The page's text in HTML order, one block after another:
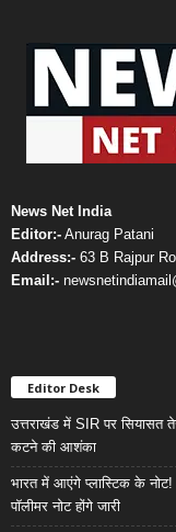
News Net India
Editor:- Anurag Patani
Address:- 63 B Rajpur
Email:-
Editor Desk
उत्तराखंड में SIR पर सियासत
कटने की आशंका
भारत में आएंगे प्लास्टिक के
पॉलीमर नोट होंगे जारी